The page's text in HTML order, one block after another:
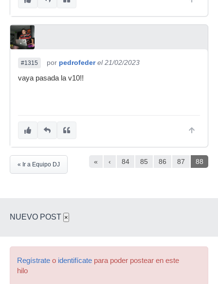
#1315 por pedrofeder el 21/02/2023
vaya pasada la v10!!
« ‹ 84 85 86 87 88
« Ir a Equipo DJ
NUEVO POST ×
Regístrate o identifícate para poder postear en este
hilo